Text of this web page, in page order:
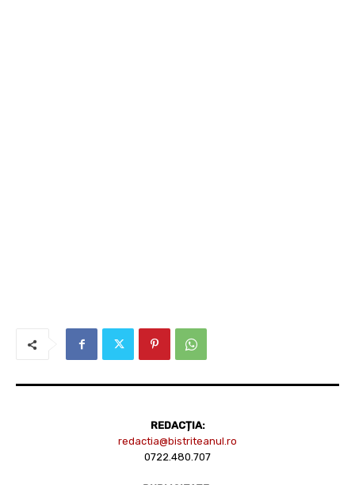
REDACȚIA:
redactia@bistriteanul.ro
0722.480.707